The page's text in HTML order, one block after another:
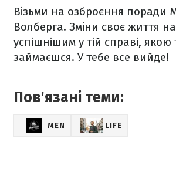
Візьми на озброєння поради
Волберга. Зміни своє життя
успішнішим у тій справі, якою
займаєшся. У тебе все вийде!
Пов'язані теми:
MEN LIFE